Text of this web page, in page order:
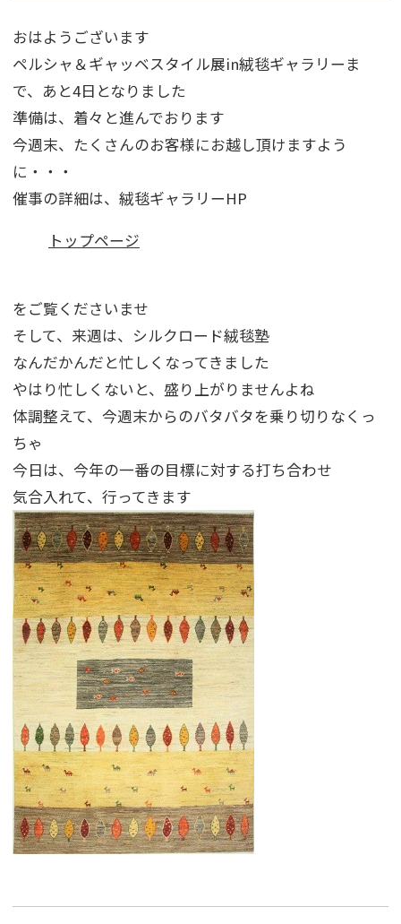
おはようございます
ペルシャ＆ギャッベスタイル展in絨毯ギャラリーま
で、あと4日となりました
準備は、着々と進んでおります
今週末、たくさんのお客様にお越し頂けますよう
に・・・
催事の詳細は、絨毯ギャラリーHP
トップページ
をご覧くださいませ
そして、来週は、シルクロード絨毯塾
なんだかんだと忙しくなってきました
やはり忙しくないと、盛り上がりませんよね
体調整えて、今週末からのバタバタを乗り切りなくっ
ちゃ
今日は、今年の一番の目標に対する打ち合わせ
気合入れて、行ってきます